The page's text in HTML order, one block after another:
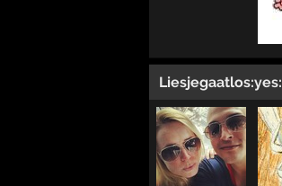
Liesjegaatlos:yes: